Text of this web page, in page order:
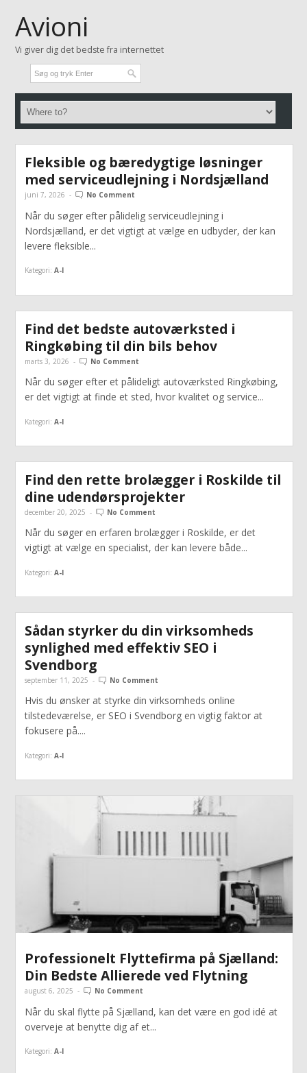
Avioni
Vi giver dig det bedste fra internettet
Fleksible og bæredygtige løsninger
med serviceudlejning i Nordsjælland
juni 7, 2026 - No Comment
Når du søger efter pålidelig serviceudlejning i
Nordsjælland, er det vigtigt at vælge en udbyder, der kan
levere fleksible...
Kategori: A-I
Find det bedste autoværksted i
Ringkøbing til din bils behov
marts 3, 2026 - No Comment
Når du søger efter et pålideligt autoværksted Ringkøbing,
er det vigtigt at finde et sted, hvor kvalitet og service...
Kategori: A-I
Find den rette brolægger i Roskilde til
dine udendørsprojekter
december 20, 2025 - No Comment
Når du søger en erfaren brolægger i Roskilde, er det
vigtigt at vælge en specialist, der kan levere både...
Kategori: A-I
Sådan styrker du din virksomheds
synlighed med effektiv SEO i
Svendborg
september 11, 2025 - No Comment
Hvis du ønsker at styrke din virksomheds online
tilstedeværelse, er SEO i Svendborg en vigtig faktor at
fokusere på....
Kategori: A-I
Professionelt Flyttefirma på Sjælland:
Din Bedste Allierede ved Flytning
august 6, 2025 - No Comment
Når du skal flytte på Sjælland, kan det være en god idé at
overveje at benytte dig af et...
Kategori: A-I